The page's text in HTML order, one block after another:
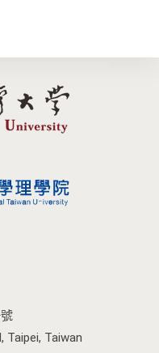
Taipei, Taiwan